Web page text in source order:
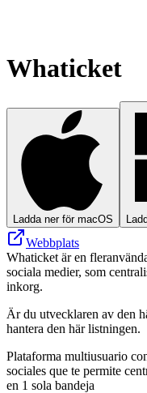
Whaticket
Ladda ner för macOS
Webbplats
Whaticket är en
sociala medier, som
inkorg.
Är du utvecklaren av den
hantera den här listningen.
Plataforma multiusuario
sociales que te permite
en 1 sola bandeja